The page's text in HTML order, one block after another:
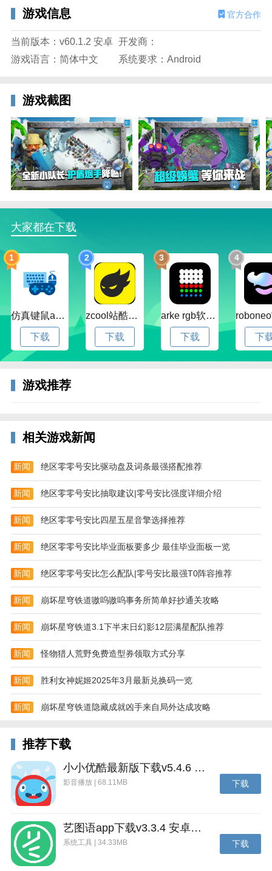
- 通过战斗夺取珍贵的资源，升级您的基地，阻止敌军
- 与数百万名其他玩家共同玩游戏，突袭上千的敌军基
地，收获战利品。
资源系统介绍
【石材】
它可以从采石场，征服岛屿，石材资源岛获取。石材主
要用于建筑物升级。
它可以从铁矿，征服岛屿，钢材资源岛获取。钢材是用
于更高级建筑物升级。
【木材】
它可以通过锯木厂生成，征服岛屿，木材资源岛获取。
砍树也能获取，但是数量较少。它被用于几乎每一种类
型的建筑。
【原始水晶】
应的加成效果。加成效果每两周变换一次。也可以使用
更新日志
v42.76 版本
- 修复战斗母舰对战场数和胜率的问题
- 加入更多原型部队，包括焚火战车和极冻坦克
- 向商人购买商品时会弹出确认按钮
- 针对工程师和震爆火箭炮的平衡性调整
- 修复无法连续两周输入同一个创作者代码的问题
- 其他问题修复及游戏优化
游戏信息 官方合作
当前版本：v60.1.2 安卓 开发商：
游戏语言：简体中文
系统要求：Android
游戏截图
大家都在下载
1
仿真键鼠app官方版下载v1.4.3.58 安卓最新版
下载
2
zcool站酷官方版下载v5.15.0 安卓最新版本
下载
3
arke rgb软件下载v20.0 安卓版
下载
4
下
游戏推荐
相关游戏新闻
新闻 绝区零零号安比驱动盘及词条最强搭配推荐
新闻 绝区零零号安比抽取建议|零号安比强度详细介绍
新闻 绝区零零号安比四星五星音擎选择推荐
新闻 绝区零零号安比毕业面板要多少 最佳毕业面板一览
新闻 绝区零零号安比怎么配队|零号安比最强T0阵容推荐
新闻 崩坏星穹铁道嗷呜嗷呜事务所简单好抄通关攻略
新闻 崩坏星穹铁道3.1下半末日幻影12层满星配队推荐
新闻 怪物猎人荒野免费造型券领取方式分享
新闻 胜利女神妮姬2025年3月最新兑换码一览
新闻 崩坏星穹铁道隐藏成就凶手来自局外达成攻略
推荐下载
小小优酷最新版下载v5.4.6 安卓官方版
影音播放 | 68.11MB 下载
艺图语app下载v3.3.4 安卓免费版
系统工具 | 34.33MB 下载